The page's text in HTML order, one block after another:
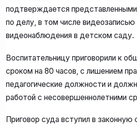
подтверждается
по делу, в том числе видеозаписью
видеонаблюдения в детском саду.
Воспитательницу приговорили к
сроком на 80 часов, с лишением
педагогические должности и
работой с несовершеннолетними
Приговор суда вступил в законную